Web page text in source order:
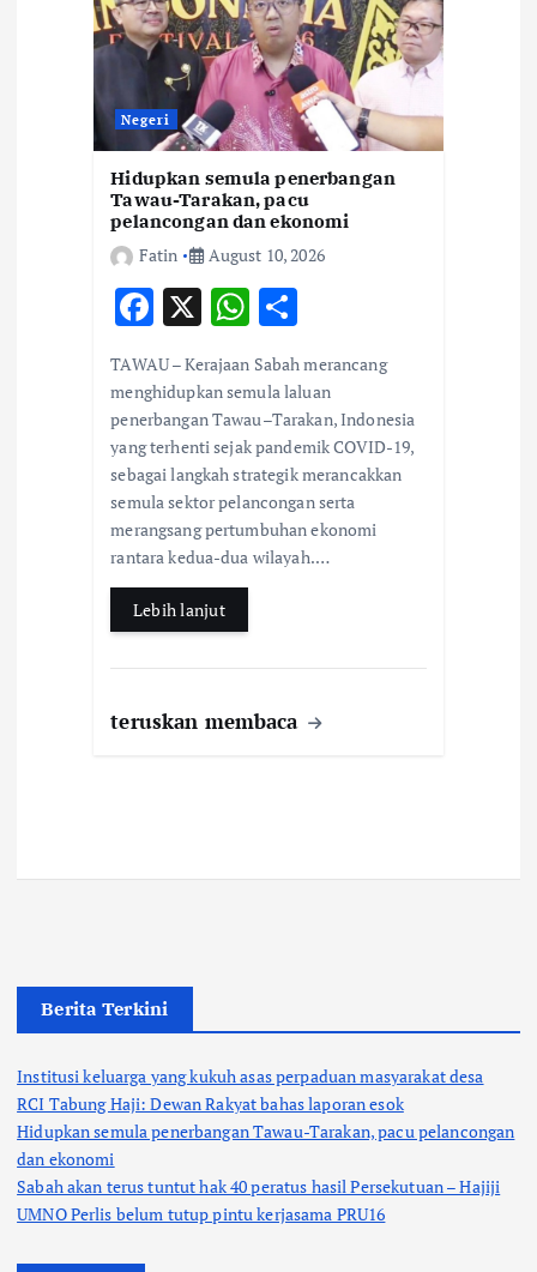
Negeri
Hidupkan semula penerbangan
Tawau-Tarakan, pacu
pelancongan dan ekonomi
Fatin
August 10, 2026
F
ac
e
b
o
o
k
X W
h
at
s
A
p
p
ar
e
TAWAU – Kerajaan Sabah merancang
menghidupkan semula laluan
penerbangan Tawau–Tarakan, Indonesia
yang terhenti sejak pandemik COVID-19,
sebagai langkah strategik merancakkan
semula sektor pelancongan serta
merangsang pertumbuhan ekonomi
rantara kedua-dua wilayah.…
Lebih lanjut
teruskan membaca
Berita Terkini
Institusi keluarga yang kukuh asas perpaduan masyarakat desa
RCI Tabung Haji: Dewan Rakyat bahas laporan esok
Hidupkan semula penerbangan Tawau-Tarakan, pacu pelancongan
dan ekonomi
Sabah akan terus tuntut hak 40 peratus hasil Persekutuan – Hajiji
UMNO Perlis belum tutup pintu kerjasama PRU16